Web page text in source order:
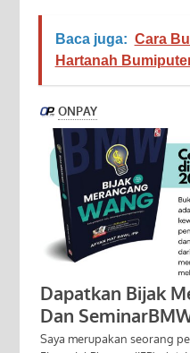
Baca juga: Cara
Hartanah